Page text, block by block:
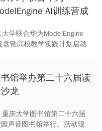
AI训练营成
动会举行
学联合华为ModelEngine
盘暨高校教学实践计划启动
训练营的师生代表参加活
馆举办第二十六届读
龙
庆大学图书馆第二十六届
声音图书馆举行。活动现